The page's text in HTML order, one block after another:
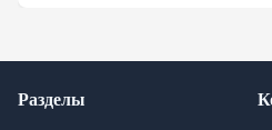
Разделы